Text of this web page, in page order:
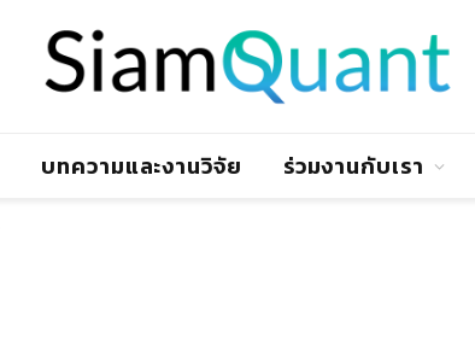
บทความและงานวิจัย ร่วมงานกับเรา